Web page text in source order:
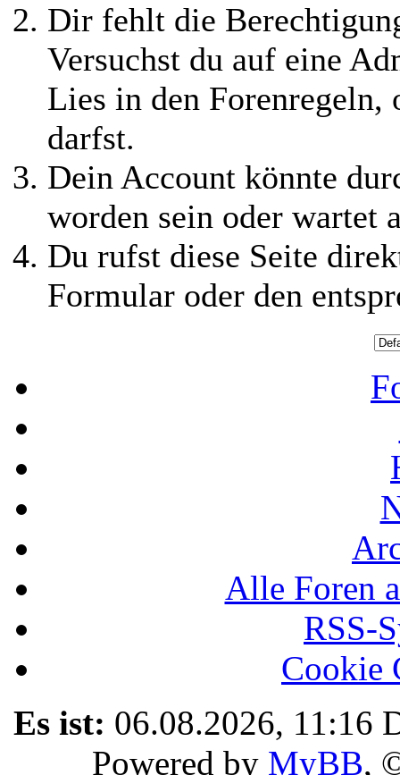
Dir fehlt die
Versuchst du auf eine
Lies in den Forenregeln,
darfst.
Dein Account könnte
worden sein oder wartet
Du rufst diese Seite
Formular oder den
Alle Foren
RSS-
Cookie
Es ist: 06.08.2026, 11:16
Powered by MyBB,